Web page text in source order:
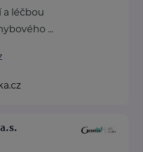
a léčbou
...